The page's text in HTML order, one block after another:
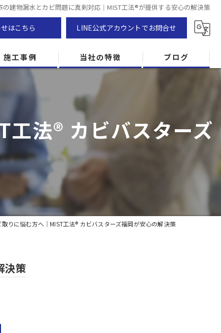
の建物漏水とカビ問題に真剣対応｜MIST工法®が提供する安心の解決策
はこちら LINE公式アカウントでお問合せ
施工事例 当社の特徴
防カビ
カビ専門
ZEH住宅
カビ検査
ブログ
法® カビバスターズ
りに悩む方へ｜MIST工法® カビバスターズ福岡が安心の解決策
決策